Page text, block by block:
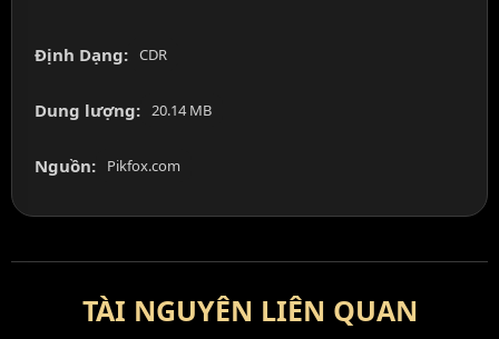
Định Dạng: CDR
Dung lượng: 20.14 MB
Nguồn: Pikfox.com
TÀI NGUYÊN LIÊN QUAN